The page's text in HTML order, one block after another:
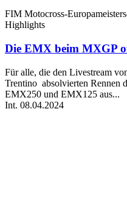
FIM Motocross-
Highlights
Die EMX beim MXGP
Für alle, die den Livestream
Trentino absolvierten Rennen
EMX250 und EMX125 aus...
Int. 08.04.2024